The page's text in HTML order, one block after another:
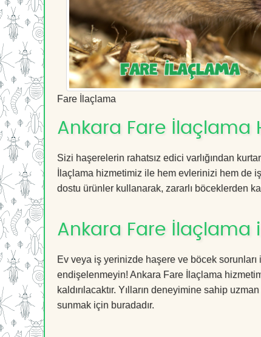
Fare İlaçlama
Ankara Fare İlaçlama
Sizi haşerelerin rahatsız edici varlığından
İlaçlama hizmetimiz ile hem evlerinizi hem
dostu ürünler kullanarak, zararlı böceklerden
Ankara Fare İlaçlama
Ev veya iş yerinizde haşere ve böcek
endişelenmeyin! Ankara Fare İlaçlama
kaldırılacaktır. Yılların deneyimine sahip
sunmak için buradadır.